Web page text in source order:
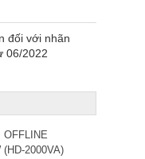
AR-31906G4
đối với nhãn
06/2022
OFFLINE
(HD-2000VA)